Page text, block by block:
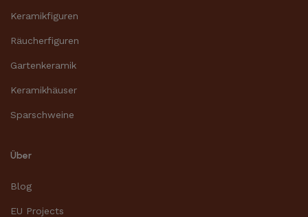
Keramikfiguren
Räucherfiguren
Gartenkeramik
Keramikhäuser
Sparschweine
Über
Blog
EU Projects